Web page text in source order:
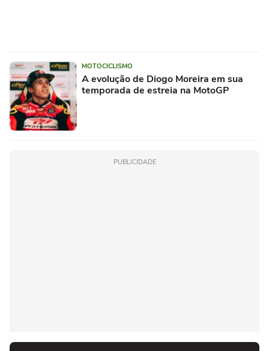
MOTOCICLISMO
A evolução de Diogo Moreira em sua
temporada de estreia na MotoGP
PUBLICIDADE